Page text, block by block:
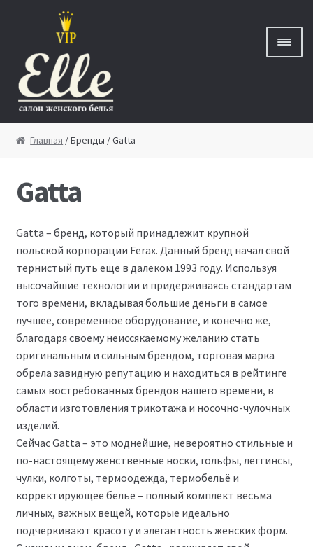
Перейти к навигации
Перейти к содержимому
Главная
Бренды
Скидки
Новости
Размеры
Контакты
Главная / Бренды / Gatta
Gatta
Gatta – бренд, который принадлежит крупной
польской корпорации Ferax. Данный бренд начал свой
тернистый путь еще в далеком 1993 году. Используя
высочайшие технологии и придерживаясь стандартам
того времени, вкладывая большие деньги в самое
лучшее, современное оборудование, и конечно же,
благодаря своему неиссякаемому желанию стать
оригинальным и сильным брендом, торговая марка
обрела завидную репутацию и находиться в рейтинге
самых востребованных брендов нашего времени, в
области изготовления трикотажа и носочно-чулочных
изделий.
Сейчас Gatta – это моднейшие, невероятно стильные и
по-настоящему женственные носки, гольфы, леггинсы,
чулки, колготы, термоодежда, термобельё и
корректирующее белье – полный комплект весьма
личных, важных вещей, которые идеально
подчеркивают красоту и элегантность женских форм.